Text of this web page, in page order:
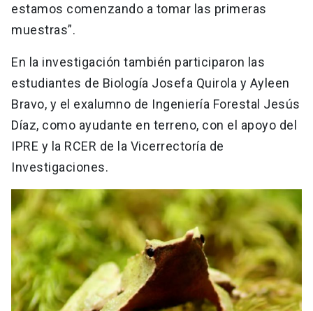
estamos comenzando a tomar las primeras
muestras”.
En la investigación también participaron las
estudiantes de Biología Josefa Quirola y Ayleen
Bravo, y el exalumno de Ingeniería Forestal Jesús
Díaz, como ayudante en terreno, con el apoyo del
IPRE y la RCER de la Vicerrectoría de
Investigaciones.